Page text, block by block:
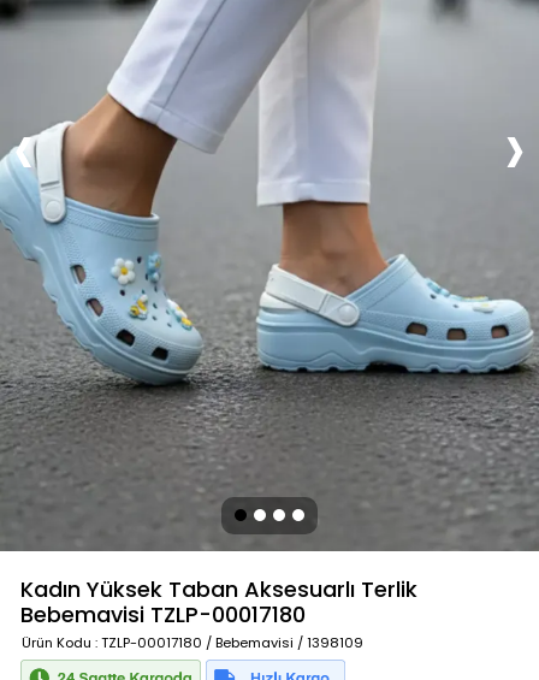
Kadın Yüksek Taban Aksesuarlı Terlik
Bebemavisi TZLP-00017180
Ürün Kodu : TZLP-00017180 / Bebemavisi / 1398109